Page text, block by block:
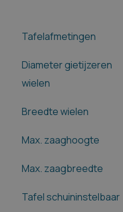
Tafelafmetingen
Diameter gietijzeren
wielen
Breedte wielen
Max. zaaghoogte
Max. zaagbreedte
Tafel schuininstelbaar